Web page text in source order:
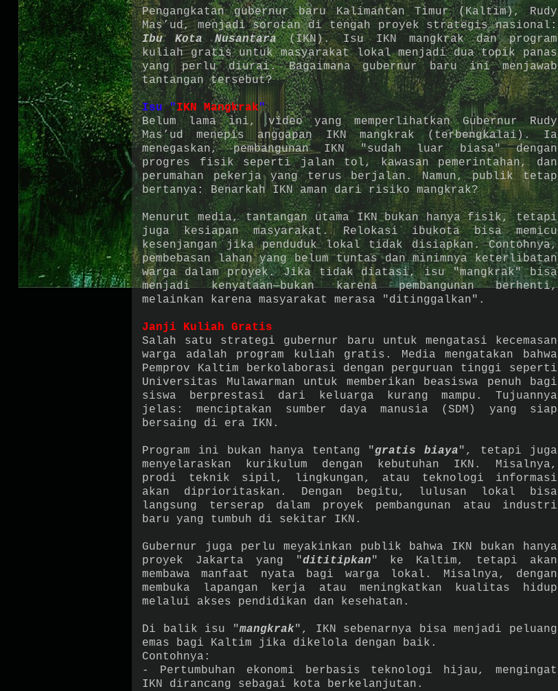
Pengangkatan gubernur baru Kalimantan Timur (Kaltim), Rudy
Mas’ud, menjadi sorotan di tengah proyek strategis nasional:
Ibu Kota Nusantara(IKN). Isu IKN mangkrak dan program
kuliah gratis untuk masyarakat lokal menjadi dua topik panas
yang perlu diurai. Bagaimana gubernur baru ini menjawab
tantangan tersebut?
Isu "IKN Mangkrak"
Belum lama ini, video yang memperlihatkan Gubernur Rudy
Mas’ud menepis anggapan IKN mangkrak (terbengkalai). Ia
menegaskan, pembangunan IKN "sudah luar biasa" dengan
progres fisik seperti jalan tol, kawasan pemerintahan, dan
perumahan pekerja yang terus berjalan. Namun, publik tetap
bertanya: Benarkah IKN aman dari risiko mangkrak?
Menurut media, tantangan utama IKN bukan hanya fisik, tetapi
juga kesiapan masyarakat. Relokasi ibukota bisa memicu
kesenjangan jika penduduk lokal tidak disiapkan. Contohnya,
pembebasan lahan yang belum tuntas dan minimnya keterlibatan
warga dalam proyek. Jika tidak diatasi, isu "mangkrak" bisa
menjadi kenyataan—bukan karena pembangunan berhenti,
melainkan karena masyarakat merasa "ditinggalkan".
Janji Kuliah Gratis
Salah satu strategi gubernur baru untuk mengatasi kecemasan
warga adalah program kuliah gratis. Media mengatakan bahwa
Pemprov Kaltim berkolaborasi dengan perguruan tinggi seperti
Universitas Mulawarman untuk memberikan beasiswa penuh bagi
siswa berprestasi dari keluarga kurang mampu. Tujuannya
jelas: menciptakan sumber daya manusia (SDM) yang siap
bersaing di era IKN.
Program ini bukan hanya tentang "gratis biaya", tetapi juga
menyelaraskan kurikulum dengan kebutuhan IKN. Misalnya,
prodi teknik sipil, lingkungan, atau teknologi informasi
akan diprioritaskan. Dengan begitu, lulusan lokal bisa
langsung terserap dalam proyek pembangunan atau industri
baru yang tumbuh di sekitar IKN.
Gubernur juga perlu meyakinkan publik bahwa IKN bukan hanya
proyek Jakarta yang "dititipkan" ke Kaltim, tetapi akan
membawa manfaat nyata bagi warga lokal. Misalnya, dengan
membuka lapangan kerja atau meningkatkan kualitas hidup
melalui akses pendidikan dan kesehatan.
Di balik isu "mangkrak", IKN sebenarnya bisa menjadi peluang
emas bagi Kaltim jika dikelola dengan baik.
Contohnya:
- Pertumbuhan ekonomi berbasis teknologi hijau, mengingat
IKN dirancang sebagai kota berkelanjutan.